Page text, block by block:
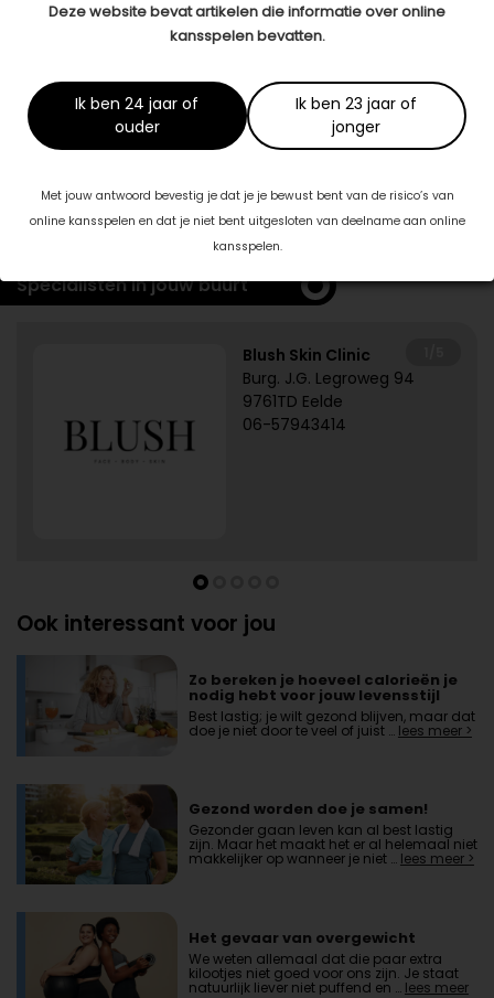
Deze website bevat artikelen die informatie over online
kansspelen bevatten.
Ik ben 24 jaar of
ouder
Ik ben 23 jaar of
jonger
Met jouw antwoord bevestig je dat je je bewust bent van de risico’s van
online kansspelen en dat je niet bent uitgesloten van deelname aan online
kansspelen.
Datum: 31 oktober 2018
Dit artikel is tot stand gekomen in samenwerking met:
www.fitenslank.nl
Specialisten in jouw buurt
Blush Skin Clinic
Burg. J.G. Legroweg 94
9761TD Eelde
06-57943414
Ook interessant voor jou
Zo bereken je hoeveel calorieën je
nodig hebt voor jouw levensstijl
Best lastig; je wilt gezond blijven, maar dat
doe je niet door te veel of juist … lees meer >
Gezond worden doe je samen!
Gezonder gaan leven kan al best lastig
zijn. Maar het maakt het er al helemaal niet
makkelijker op wanneer je niet … lees meer >
Het gevaar van overgewicht
We weten allemaal dat die paar extra
kilootjes niet goed voor ons zijn. Je staat
natuurlijk liever niet puffend en … lees meer